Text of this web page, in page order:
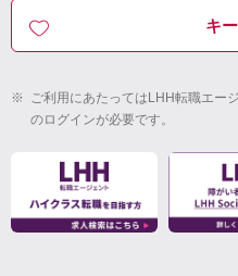
キ
※ ご利用にあたってはLHH転職エー
のログインが必要です。